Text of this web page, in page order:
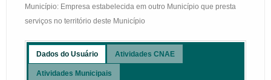
Município: Empresa estabelecida em outro Município que presta
serviços no território deste Município
Dados do Usuário Atividades CNAE
Atividades Municipais